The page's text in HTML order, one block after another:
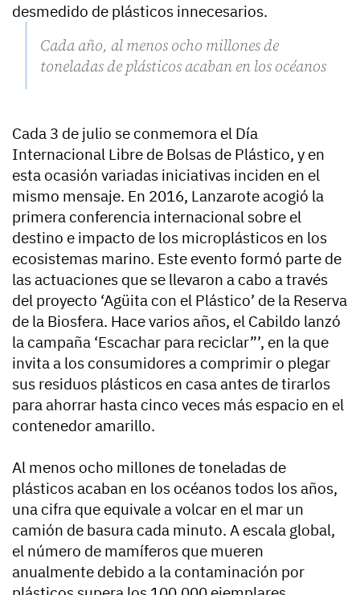
desmedido de plásticos innecesarios.
Cada año, al menos ocho millones de
toneladas de plásticos acaban en los océanos
Cada 3 de julio se conmemora el Día
Internacional Libre de Bolsas de Plástico, y en
esta ocasión variadas iniciativas inciden en el
mismo mensaje. En 2016, Lanzarote acogió la
primera conferencia internacional sobre el
destino e impacto de los microplásticos en los
ecosistemas marino. Este evento formó parte de
las actuaciones que se llevaron a cabo a través
del proyecto ‘Agüita con el Plástico’ de la Reserva
de la Biosfera. Hace varios años, el Cabildo lanzó
la campaña ‘Escachar para reciclar”’, en la que
invita a los consumidores a comprimir o plegar
sus residuos plásticos en casa antes de tirarlos
para ahorrar hasta cinco veces más espacio en el
contenedor amarillo.
Al menos ocho millones de toneladas de
plásticos acaban en los océanos todos los años,
una cifra que equivale a volcar en el mar un
camión de basura cada minuto. A escala global,
el número de mamíferos que mueren
anualmente debido a la contaminación por